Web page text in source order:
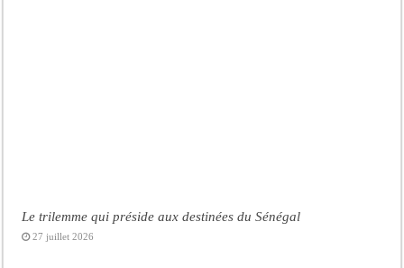
Le trilemme qui préside aux destinées du Sénégal
27 juillet 2026